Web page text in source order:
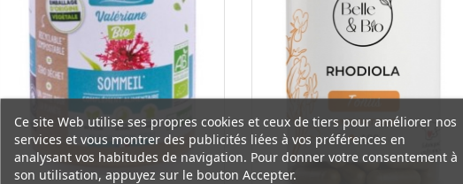
Ce site Web utilise ses propres cookies et ceux de tiers pour améliorer nos
services et vous montrer des publicités liées à vos préférences en
analysant vos habitudes de navigation. Pour donner votre consentement à
son utilisation, appuyez sur le bouton Accepter.